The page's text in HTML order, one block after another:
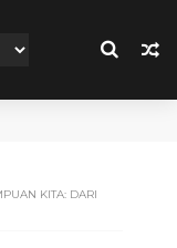
KITA: DARI